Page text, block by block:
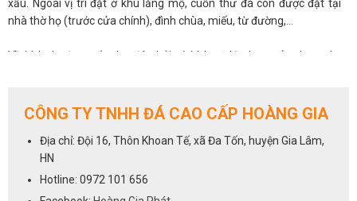
xấu. Ngoài vị trí đặt ở khu lăng mộ, cuốn thư đá còn được đặt tại
nhà thờ họ (trước cửa chính), đình chùa, miếu, từ đường,…
Về kích thước, cuốn thư đá phải có kích cỡ lớn hơn cổng hay cửa
kiếm một bên bút. Điều này thể hiện sự kết hợp giữa sức mạnh và
thư đá xanh đen là147x127x18, 175x135x20, 235x147x20....Để
được tư vấn và báo giá hãy nhanh tay liên hệ với chúng tôi qua số
hotline0972 101 656
CÔNG TY TNHH ĐÁ CAO CẤP HOÀNG GIA
Địa chỉ: Đội 16, Thôn Khoan Tế, xã Đa Tốn, huyện Gia Lâm,
HN
Hotline: 0972 101 656